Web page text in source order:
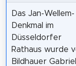
Das Jan-Wellem-
Denkmal im
Düsseldorfer
Rathaus wurde
Bildhauer